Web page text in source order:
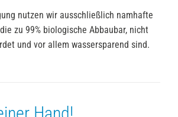
nutzen wir ausschließlich namhafte
zu 99% biologische Abbaubar, nicht
und vor allem wassersparend sind.
Hand!